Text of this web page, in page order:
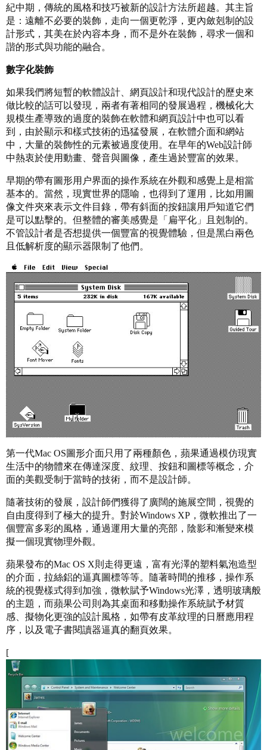
紀中期，傳統的風格和技巧被新的設計方法所超越。其主旨
是：遠離不必要的裝飾，走向一個更乾淨，更內斂剋制的設
計形式，其美在於內容本身，而不是外在裝飾，尋求一個和
諧的形式與功能的融合。
數字化裝飾
如果我們將短暫的軟體設計、網頁設計和現代設計的歷史來
做比較的話可以發現，兩者有著相同的發展過程，機械化大
規模生產導致的過度的裝飾在軟體和網頁設計中也可以看
到，由於顯示和樣式技術的迅猛發展，在軟體介面和網站
中，大量的裝飾性的元素被過度使用。在早年的Web設計師
中熱衷於使用動畫、聲音與圖像，產生過於豐富的效果。
早期的帶有圖形用户界面的操作系統在外觀和感覺上是相當
基本的。當然，現實世界的隱喻，也得到了運用，比如用圖
像文件夾來表示文件目錄，帶有斜面的按鈕讓用戶知道它們
是可以點擊的。但整體的審美感覺是「扁平化」且剋制的。
不管設計者是否想提供一個豐富的視覺體驗，但是黑白兩色
且低解析度的顯示器限制了他們。
第一代Mac OS圖形介面只用了兩種顏色，蘋果通過模仿現實
生活中的物體來在傳達深度、紋理、按鈕和圖標等概念，介
面的美觀受制于當時的技術，而不是設計師。
隨著技術的發展，設計師們獲得了廣闊的施展空間，視覺的
自由度得到了極大的提升。對於Windows XP，微軟推出了一
個豐富多彩的風格，通過運用大量的亮部，陰影和漸變來模
擬一個現實物理外觀。
蘋果發布的Mac OS X則走得更遠，富有光澤的塑料氣泡造型
的介面，拉絲鋁的逼真圖標等等。隨著時間的推移，操作系
統的視覺樣式得到加強，微軟賦予Windows光澤，透明玻璃般
的主題，而蘋果公司則為其桌面和移動操作系統賦予材質
感、擬物化更強的設計風格，如帶有皮革紋理的日曆應用程
序，以及電子書閱讀器逼真的翻頁效果。
[